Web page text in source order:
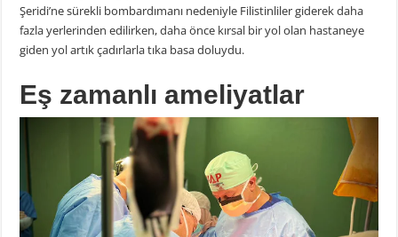
Şeridi’ne sürekli bombardımanı nedeniyle Filistinliler giderek daha
fazla yerlerinden edilirken, daha önce kırsal bir yol olan hastaneye
giden yol artık çadırlarla tıka basa doluydu.
Eş zamanlı ameliyatlar